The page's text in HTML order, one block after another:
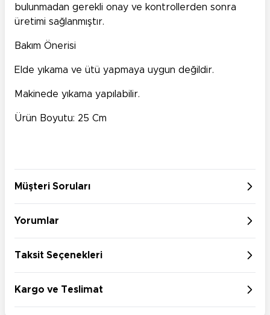
bulunmadan gerekli onay ve kontrollerden sonra
üretimi sağlanmıştır.
Bakım Önerisi
Elde yıkama ve ütü yapmaya uygun değildir.
Makinede yıkama yapılabilir.
Ürün Boyutu: 25 Cm
Müşteri Soruları
Yorumlar
Taksit Seçenekleri
Kargo ve Teslimat